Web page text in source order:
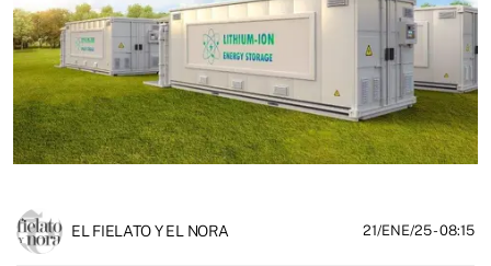
EL FIELATO Y EL NORA 21/ENE/25- 08:15